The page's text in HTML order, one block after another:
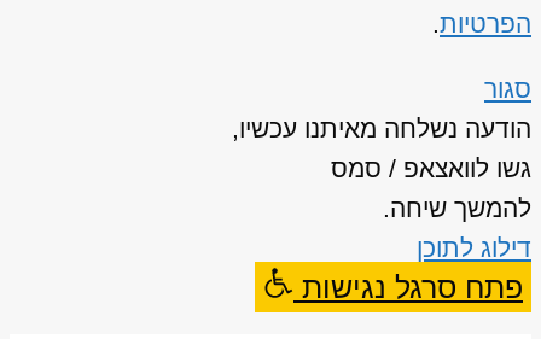
הפרטיות.
סגור
הודעה נשלחה מאיתנו עכשיו,
גשו לוואצאפ / סמס
להמשך שיחה.
דילוג לתוכן
פתח סרגל נגישות